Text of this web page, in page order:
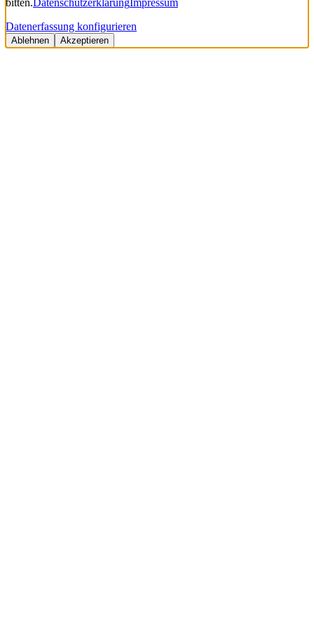
Datenerfassung konfigurieren
Ablehnen Akzeptieren